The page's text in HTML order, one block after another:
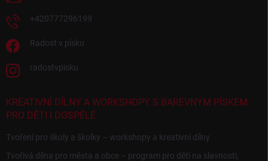
+420777296199
Radost v písku
radostvpisku
KREATIVNÍ DÍLNY A WORKSHOPY S BAREVNÝM PÍSKEM
PRO DĚTI I DOSPĚLÉ
Tvoření pro školy a školky – workshopy a kreativní dílny
Tvořivá dílna pro města a obce – program pro děti na slavnosti,